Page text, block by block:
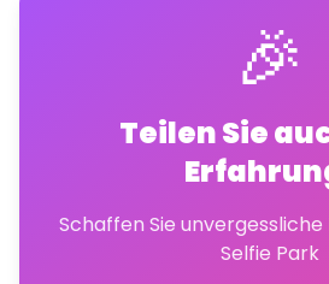
🎉
Teilen Sie
Schaffen Sie
Selfie Park